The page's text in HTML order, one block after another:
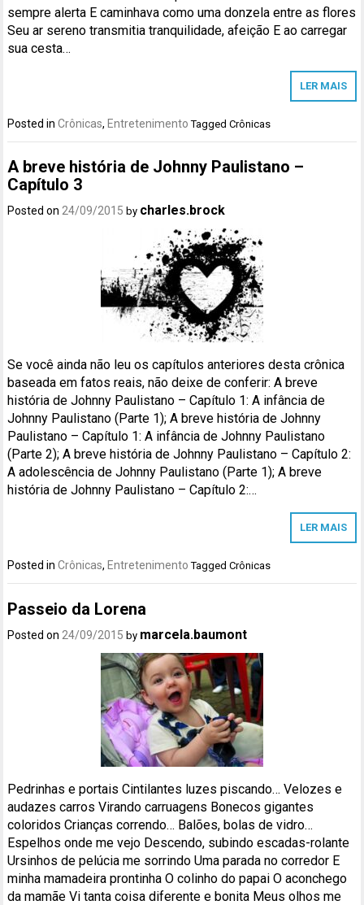
sempre alerta E caminhava como uma donzela entre as flores
Seu ar sereno transmitia tranquilidade, afeição E ao carregar
sua cesta…
LER MAIS
Posted inCrônicas, Entretenimento TaggedCrônicas
A breve história de Johnny Paulistano –
Capítulo 3
Posted on24/09/2015 by charles.brock
Se você ainda não leu os capítulos anteriores desta crônica
baseada em fatos reais, não deixe de conferir: A breve
história de Johnny Paulistano – Capítulo 1: A infância de
Johnny Paulistano (Parte 1); A breve história de Johnny
Paulistano – Capítulo 1: A infância de Johnny Paulistano
(Parte 2); A breve história de Johnny Paulistano – Capítulo 2:
A adolescência de Johnny Paulistano (Parte 1); A breve
história de Johnny Paulistano – Capítulo 2:…
LER MAIS
Posted inCrônicas, Entretenimento TaggedCrônicas
Passeio da Lorena
Posted on 24/09/2015 by marcela.baumont
Pedrinhas e portais Cintilantes luzes piscando… Velozes e
audazes carros Virando carruagens Bonecos gigantes
coloridos Crianças correndo… Balões, bolas de vidro…
Espelhos onde me vejo Descendo, subindo escadas-rolante
Ursinhos de pelúcia me sorrindo Uma parada no corredor E
minha mamadeira prontinha O colinho do papai O aconchego
da mamãe Vi tanta coisa diferente e bonita Meus olhos me